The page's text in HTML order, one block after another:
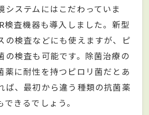
システムにはこだわっていま
検査機器も導入しました。新型
の検査などにも使えますが、ピ
の検査も可能です。除菌治療の
薬に耐性を持つピロリ菌だとあ
ば、最初から違う種類の抗菌薬
きるでしょう。